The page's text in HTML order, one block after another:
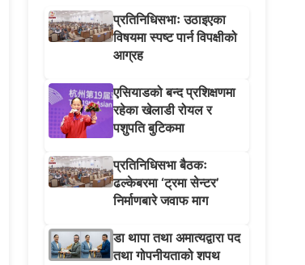
प्रतिनिधिसभाः उठाइएका
विषयमा स्पष्ट पार्न विपक्षीको
आग्रह
एसियाडको बन्द प्रशिक्षणमा
रहेका खेलाडी रोयल र
पशुपति बुटिकमा
प्रतिनिधिसभा बैठकः
ढल्केबरमा ‘ट्रमा सेन्टर’
निर्माणबारे जवाफ माग
डा थापा तथा अमात्यद्वारा पद
तथा गोपनीयताको शपथ